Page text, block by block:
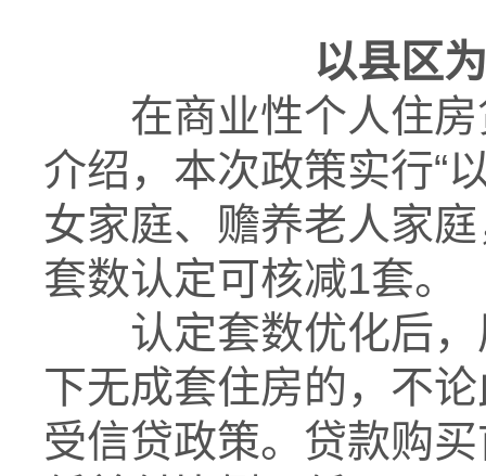
以县区
在商业性个人住
介绍，本次政策实行“
女家庭、赡养老人家
套数认定可核减1套。
认定套数优化后
下无成套住房的，不
受信贷政策。贷款购